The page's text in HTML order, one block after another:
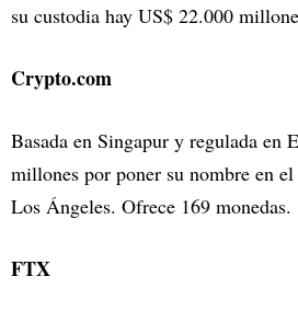
su custodia hay US$ 22.000
Crypto.com
Basada en Singapur y regulada en
millones por poner su nombre en
Los Ángeles. Ofrece 169 monedas.
FTX